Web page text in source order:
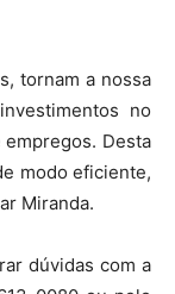
tornam a nossa
no
empregos. Desta
modo eficiente,
Miranda.
dúvidas com a